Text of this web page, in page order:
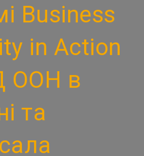
Business
in Action
ООН в
та